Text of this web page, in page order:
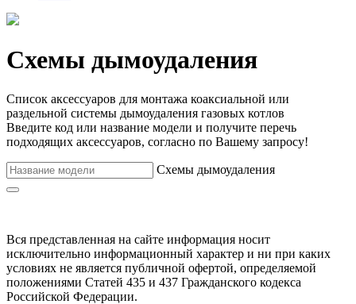
Схемы дымоудаления
Список аксессуаров для монтажа коаксиальной или
раздельной системы дымоудаления газовых котлов
Введите код или название модели и получите перечь
подходящих аксессуаров, согласно по Вашему запросу!
Схемы дымоудаления
Вся представленная на сайте информация носит
исключительно информационный характер и ни при каких
условиях не является публичной офертой, определяемой
положениями Статей 435 и 437 Гражданского кодекса
Российской Федерации.